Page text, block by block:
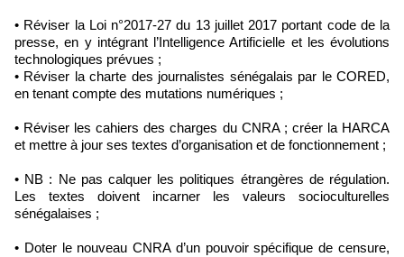
• Réviser la Loi n°2017-27 du 13 juillet 2017 portant code de la
presse, en y intégrant l’Intelligence Artificielle et les évolutions
technologiques prévues ;
• Réviser la charte des journalistes sénégalais par le CORED,
en tenant compte des mutations numériques ;
• Réviser les cahiers des charges du CNRA ; créer la HARCA
et mettre à jour ses textes d’organisation et de fonctionnement ;
• NB : Ne pas calquer les politiques étrangères de régulation.
Les textes doivent incarner les valeurs socioculturelles
sénégalaises ;
• Doter le nouveau CNRA d’un pouvoir spécifique de censure,